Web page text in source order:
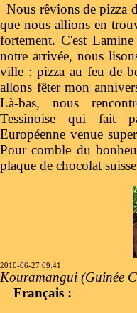
Nous rêvions de pizza
que nous allions en
fortement. C'est
notre arrivée, nous
ville : pizza au feu de
allons fêter mon
Là-bas, nous
Tessinoise qui fait
Européenne venue
Pour comble du
plaque de chocolat
2010-06-27 09:41
Kouramangui (Guinée
Français :